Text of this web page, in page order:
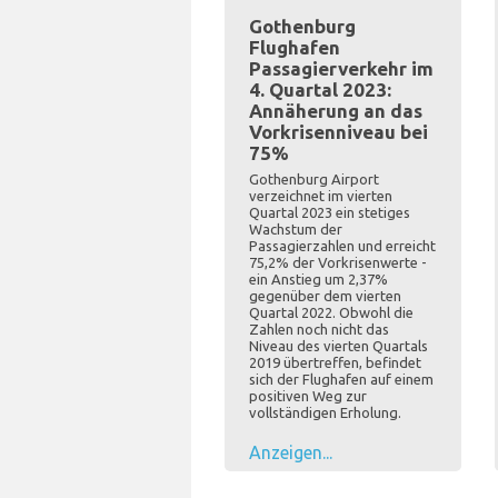
Gothenburg
Flughafen
Passagierverkehr im
4. Quartal 2023:
Annäherung an das
Vorkrisenniveau bei
75%
Gothenburg Airport
verzeichnet im vierten
Quartal 2023 ein stetiges
Wachstum der
Passagierzahlen und erreicht
75,2% der Vorkrisenwerte -
ein Anstieg um 2,37%
gegenüber dem vierten
Quartal 2022. Obwohl die
Zahlen noch nicht das
Niveau des vierten Quartals
2019 übertreffen, befindet
sich der Flughafen auf einem
positiven Weg zur
vollständigen Erholung.
Anzeigen...